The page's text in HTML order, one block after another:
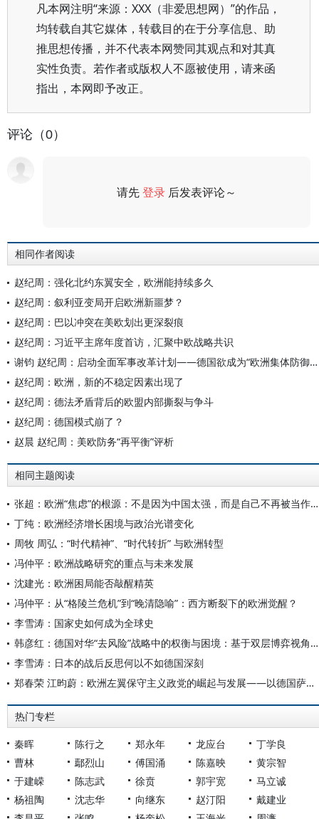
凡本网注明“来源：XXX（非爱思想网）”的作品，
均转载自其它媒体，转载目的在于分享信息、助
推思想传播，并不代表本网赞同其观点和对其真
实性负责。若作者或版权人不愿被使用，请来函
指出，本网即予改正。
评论（0）
请先登录 后发表评论～
相同作者阅读
赵纪周：强化北约东翼安全，欧洲能持续多久
赵纪周：叙利亚变局开启欧洲新噩梦？
赵纪周：巴以冲突在美欧划出更深裂痕
赵纪周：习近平主席年度首访，汇聚中欧战略共识
谢钧 赵纪周：启动全面军事改革计划——德国欲成为“欧洲集体防御中坚力量”
赵纪周：欧洲，新的不稳定因素出现了
赵纪周：德法矛盾背后的欧盟内部撕裂与争斗
赵纪周：德国模式崩了？
赵晨 赵纪周：美欧防务“再平衡”评析
相同主题阅读
张超：欧洲“焦虑”的根源：不是因为中国太强，而是自己不再被当作榜样
丁纯：欧洲经济增长困境与政治光谱变化
周牧 周弘：“时代精神”、“时代转折” 与欧洲转型
冯仲平：欧洲战略研究的重点与未来发展
沈建光：欧洲困局能否敲醒精英
冯仲平：从“格陵兰危机”到“晚清隐喻”：西方断裂下的欧洲觉醒？
李雪涛：国家史如何成为全球史
韩彦红：德国对华“去风险”战略中的权衡与困境：基于双层博弈视角的分析
李雪涛：日本的战后反思何以不如德国深刻
郑春荣 江昀蔚：欧洲左翼保守主义政党的崛起与发展——以德国萨拉·瓦根克内希特联盟为例
热门专栏
秦晖 陈行之 郑永年 龙应台
丁学良
曹林
鄢烈山 傅国涌 陈嘉映
黄宗智
于建嵘
陈志武 徐贲 郭宇宽
马立诚
杨祖陶
沈志华 向继东 赵汀阳
戴建业